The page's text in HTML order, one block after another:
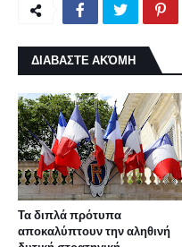
ΔΙΑΒΑΣΤΕ ΑΚΌΜΗ
Τα διπλά πρότυπα
αποκαλύπτουν την αληθινή